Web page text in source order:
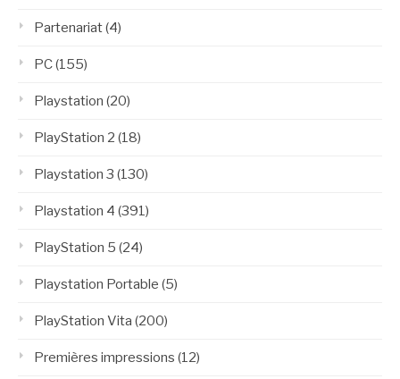
Partenariat(4)
PC(155)
Playstation (20)
PlayStation 2 (18)
Playstation 3 (130)
Playstation 4 (391)
PlayStation 5 (24)
Playstation Portable (5)
PlayStation Vita (200)
Premières impressions (12)